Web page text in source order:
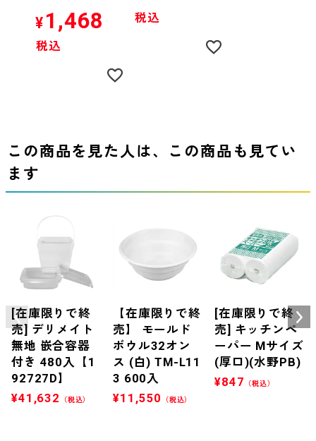
¥ 1,468
税込
税込
この商品を見た人は、この商品も見てい
ます
[在庫限りで終
売] デリメイト
無地 嵌合容器
付き 480入【1
92727D】
¥41,632 （税込）
【在庫限りで終
売】 モールド
ボウル32オン
ス (白) TM-L11
3 600入
¥11,550 （税込）
[在庫限りで終
売] キッチンペ
ーパー Mサイズ
(厚口)(水野PB)
¥847 （税込）